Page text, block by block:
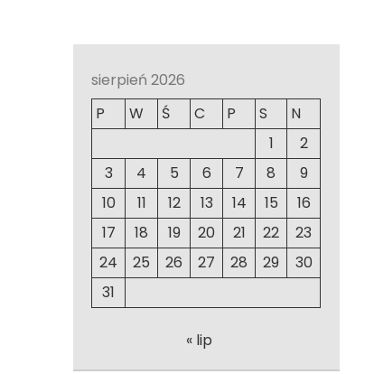
sierpień 2026
P
W Ś C P S
N
1
2
3
4 5 6 7 8
9
10
11 12 13 14 15
16
17
18 19 20 21 22
23
24
25 26 27 28 29
30
31
« lip